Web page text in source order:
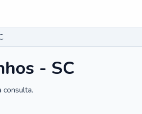
- SC
consulta.